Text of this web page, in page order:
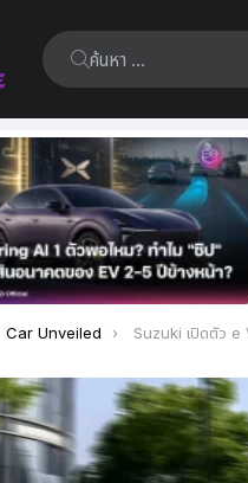
ค้นหา:
Car Unveiled Suzuki เปิดตัว e Vitara รถยนต์